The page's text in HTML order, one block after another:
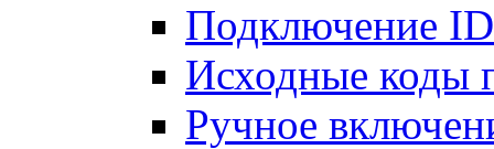
Подключение
Исходные коды
Ручное